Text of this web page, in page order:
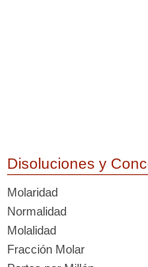
Disoluciones y
Molaridad
Normalidad
Molalidad
Fracción Molar